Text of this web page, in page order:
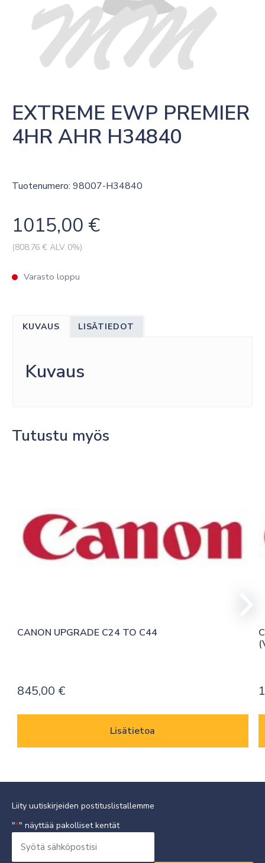
EXTREME EWP PREMIER
4HR AHR H34840
Tuotenumero: 98007-H34840
1015,00 €
(808,76 € ALV 0%)
Varasto loppu
KUVAUS LISÄTIEDOT
Kuvaus
Tutustu myös
CANON UPGRADE C24 TO C44
845,00 €
Lisätietoa
Liity uutiskirjeiden postituslistallemme
"*" näyttää pakolliset kentät
sähköpostisi